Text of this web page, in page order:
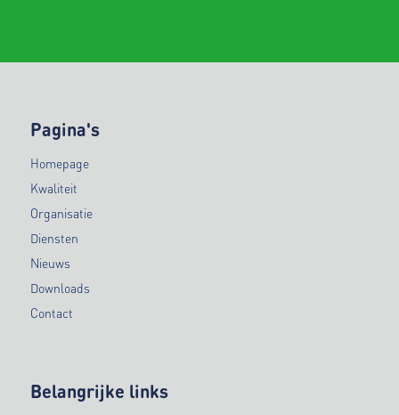
Pagina's
Homepage
Kwaliteit
Organisatie
Diensten
Nieuws
Downloads
Contact
Belangrijke links